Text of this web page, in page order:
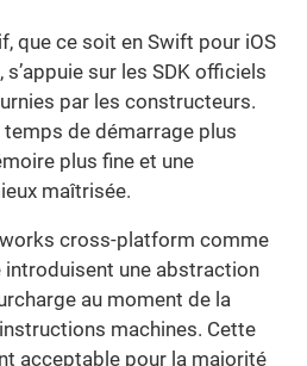
que ce soit en Swift pour iOS
sur les SDK officiels
par les constructeurs.
de démarrage plus
plus fine et une
maîtrisée.
cross-platform comme
introduisent une abstraction
au moment de la
machines. Cette
acceptable pour la majorité